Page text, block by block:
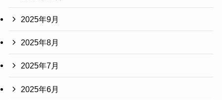
2025年9月
2025年8月
2025年7月
2025年6月